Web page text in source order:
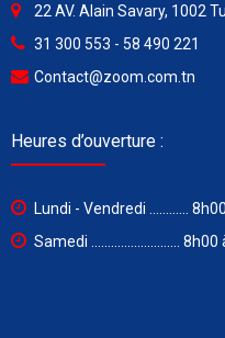
22 AV. Alain Savary, 1002
31 300 553 - 58 490 221
Contact@zoom.com.tn
Heures d’ouverture :
Lundi - Vendredi ............
Samedi ...........................